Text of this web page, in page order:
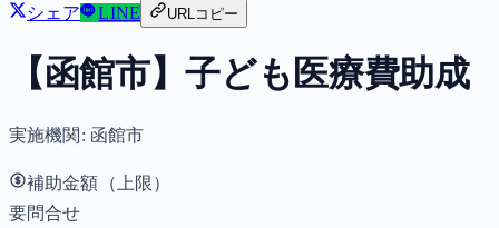
シェア
LINE URLコピー
【函館市】子ども医療費助成
実施機関: 函館市
補助金額（上限）
要問合せ